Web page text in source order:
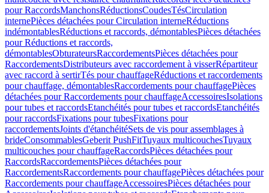
pour RaccordsManchonsRéductionsCoudesTésCirculation
internePièces détachées pour Circulation interneRéductions
indémontablesRéductions et raccords, démontablesPièces détachées
pour Réductions et raccords,
démontablesObturateursRaccordementsPièces détachées pour
RaccordementsDistributeurs avec raccordement à visserRépartiteur
avec raccord à sertirTés pour chauffageRéductions et raccordements
pour chauffage, démontablesRaccordements pour chauffagePièces
détachées pour Raccordements pour chauffageAccessoiresIsolations
pour tubes et raccordsEtanchéités pour tubes et raccordsEtanchéités
pour raccordsFixations pour tubesFixations pour
raccordementsJoints d'étanchéitéSets de vis pour assemblages à
brideConsommablesGeberit PushFitTuyaux multicouchesTuyaux
multicouches pour chauffageRaccordsPièces détachées pour
RaccordsRaccordementsPièces détachées pour
RaccordementsRaccordements pour chauffagePièces détachées pour
Raccordements pour chauffageAccessoiresPièces détachées pour